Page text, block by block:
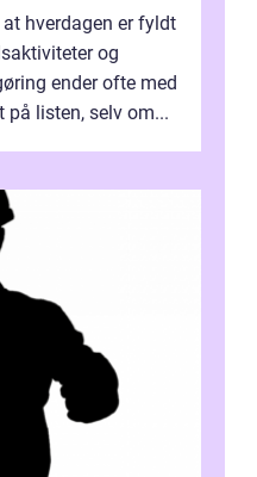
hverdagen er fyldt
og
ender ofte med
listen, selv om...